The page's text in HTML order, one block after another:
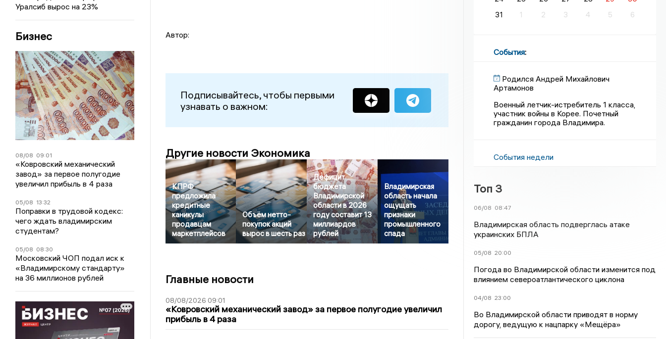
Уралсиб вырос на 23%
Бизнес
08/08 09:01
«Ковровский механический
завод» за первое полугодие
увеличил прибыль в 4 раза
05/08 13:32
Поправки в трудовой кодекс:
чего ждать владимирским
студентам?
05/08 08:30
Московский ЧОП подал иск к
«Владимирскому стандарту»
на 36 миллионов рублей
Автор:
Подписывайтесь, чтобы первыми
узнавать о важном:
Другие новости Экономика
КПРФ
предложила
кредитные
каникулы
продавцам
маркетплейсов
Объём нетто-
покупок акций
вырос в шесть раз
Дефицит
бюджета
Владимирской
области в 2026
году составит 13
миллиардов
рублей
Владимирская
область начала
ощущать
признаки
промышленного
спада
Главные новости
08/08/2026 09:01
«Ковровский механический завод» за первое полугодие увеличил
прибыль в 4 раза
31
1 2 3 4 5 6
События:
Родился Андрей Михайлович
Артамонов
Военный летчик-истребитель 1 класса,
участник войны в Корее. Почетный
гражданин города Владимира.
События недели
Топ 3
06/08 08:47
Владимирская область подверглась атаке
украинских БПЛА
05/08 20:00
Погода во Владимирской области изменится под
влиянием североатлантического циклона
04/08 23:00
Во Владимирской области приводят в норму
дорогу, ведущую к нацпарку «Мещёра»